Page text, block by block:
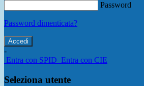
Password
Password dimenticata?
-
Entra con SPID Entra con CIE
Seleziona utente